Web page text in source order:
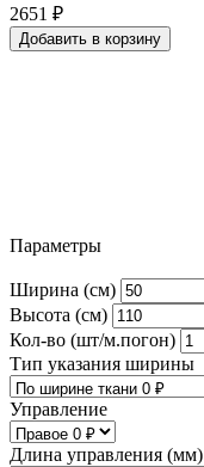
2651 ₽
Добавить в корзину
Параметры
Ширина (см)
Высота (см)
Кол-во (шт/м.погон)
Тип указания ширины
Управление
Длина управления (мм)